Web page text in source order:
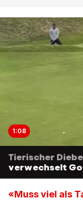
1:08
Tierischer
verwechselt
«Muss viel als